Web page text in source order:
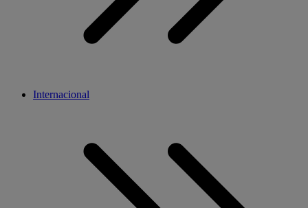
Internacional